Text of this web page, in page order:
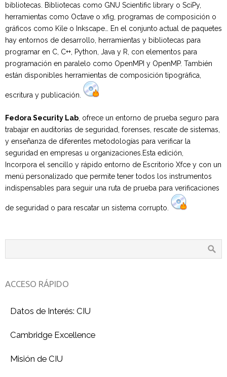
bibliotecas. Bibliotecas como GNU Scientific library o SciPy,
herramientas como Octave o xfig, programas de composición o
gráficos como Kile o Inkscape… En el conjunto actual de paquetes
hay entornos de desarrollo, herramientas y bibliotecas para
programar en C, C++, Python, Java y R, con elementos para
programación en paralelo como OpenMPI y OpenMP. También
están disponibles herramientas de composición tipográfica,
escritura y publicación.
Fedora Security Lab , ofrece un entorno de prueba seguro para
trabajar en auditorías de seguridad, forenses, rescate de sistemas,
y enseñanza de diferentes metodologías para verificar la
seguridad en empresas u organizaciones.Esta edición,
Incorpora el sencillo y rápido entorno de Escritorio Xfce y con un
menú personalizado que permite tener todos los instrumentos
indispensables para seguir una ruta de prueba para verificaciones
de seguridad o para rescatar un sistema corrupto.
ACCESO RÁPIDO
Datos de Interés: CIU
Cambridge Excellence
Misión de CIU